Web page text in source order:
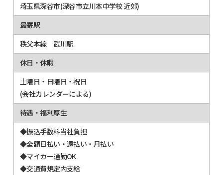
埼玉県深谷市(深谷市立川本中学校 近郊)
最寄駅
秩父本線 武川駅
休日・休暇
土曜日・日曜日・祝日
(会社カレンダーによる)
待遇・福利厚生
◆振込手数料当社負担
◆全額日払い・週払い・月払い
◆マイカー通勤OK
◆交通費規定内支給